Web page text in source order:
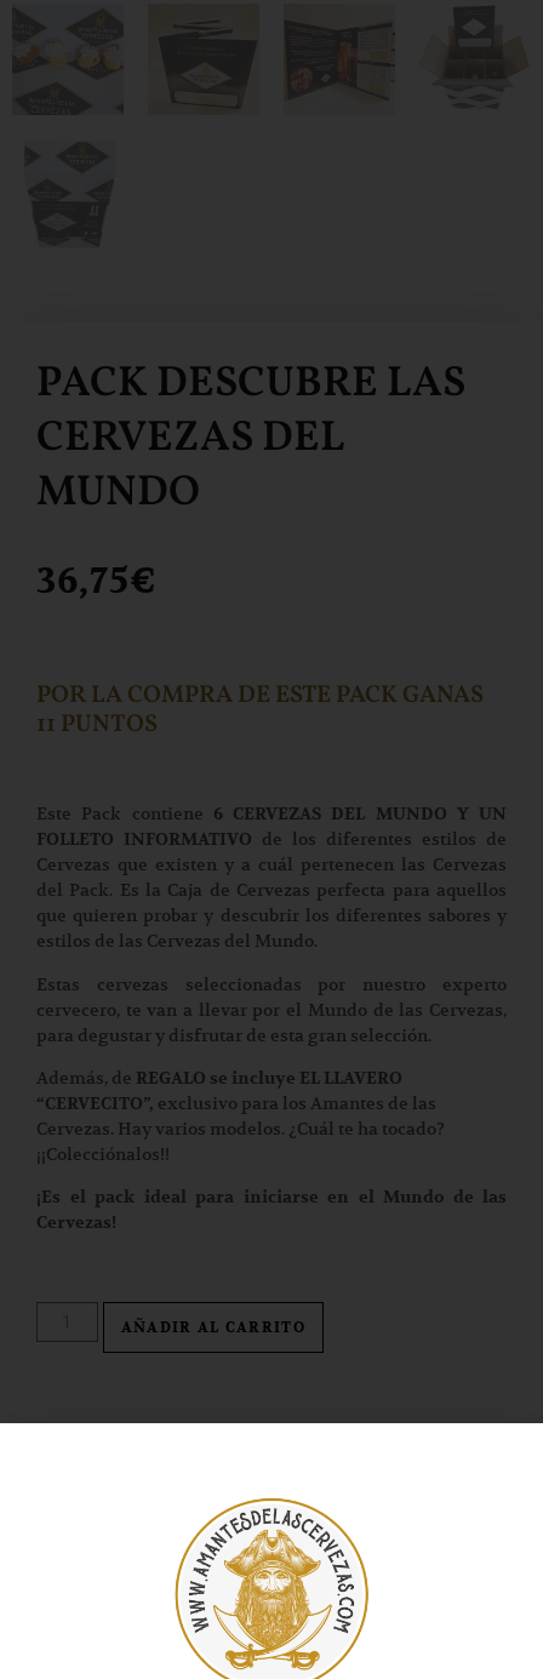
PACK DESCUBRE LAS
CERVEZAS DEL
MUNDO
36,75€
POR LA COMPRA DE ESTE PACK GANAS
11 PUNTOS
Este Pack contiene 6 CERVEZAS DEL MUNDO Y UN
FOLLETO INFORMATIVO de los diferentes estilos de
Cervezas que existen y a cuál pertenecen las Cervezas
del Pack. Es la Caja de Cervezas perfecta para aquellos
que quieren probar y descubrir los diferentes sabores y
estilos de las Cervezas del Mundo.
Estas cervezas seleccionadas por nuestro experto
cervecero, te van a llevar por el Mundo de las Cervezas,
para degustar y disfrutar de esta gran selección.
Además, de REGALO se incluye EL LLAVERO
“CERVECITO”, exclusivo para los Amantes de las
Cervezas. Hay varios modelos. ¿Cuál te ha tocado?
¡¡Colecciónalos!!
¡Es el pack ideal para iniciarse en el Mundo de las
Cervezas!
AÑADIR AL CARRITO
PACK DESCUBRE LAS CERVEZAS DEL MUNDO.
para iniciarse en los diferentes Estilos y Sabores de las
Cervezas del Mundo. Este pack contiene: